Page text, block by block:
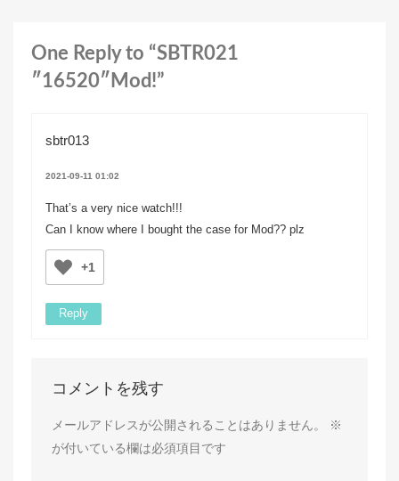
One Reply to “SBTR021
″16520″Mod!”
sbtr013
2021-09-11 01:02
That’s a very nice watch!!!
Can I know where I bought the case for Mod?? plz
+1
Reply
コメントを残す
メールアドレスが公開されることはありません。
※
が付いている欄は必須項目です